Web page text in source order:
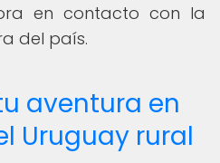
en contacto con la
del país.
aventura en
Uruguay rural